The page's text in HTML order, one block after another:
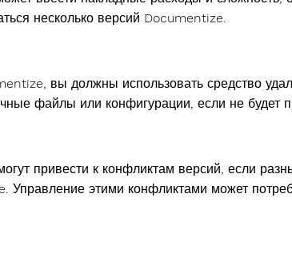
несколько версий Documentize.
вы должны использовать средство
файлы или конфигурации, если не будет
привести к конфликтам версий, если
Управление этими конфликтами может